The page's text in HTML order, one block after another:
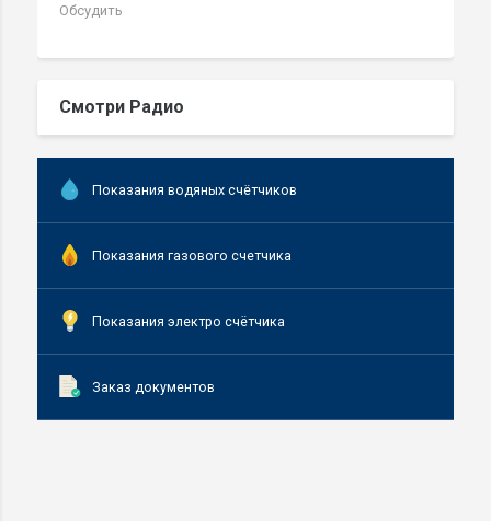
Обсудить
Смотри Радио
Показания водяных счётчиков
Показания газового счетчика
Показания электро счётчика
Заказ документов